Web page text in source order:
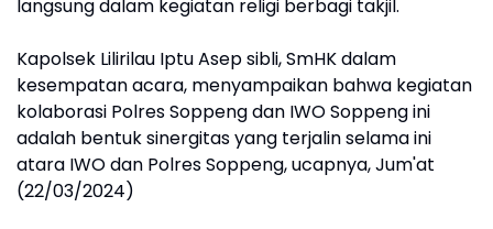
langsung dalam kegiatan religi berbagi takjil.
Kapolsek Lilirilau Iptu Asep sibli, SmHK dalam
kesempatan acara, menyampaikan bahwa kegiatan
kolaborasi Polres Soppeng dan IWO Soppeng ini
adalah bentuk sinergitas yang terjalin selama ini
atara IWO dan Polres Soppeng, ucapnya, Jum'at
(22/03/2024)